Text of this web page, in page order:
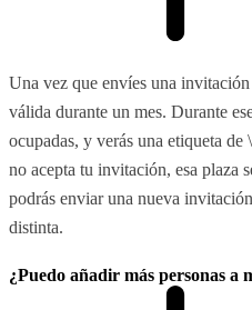
Una vez que envíes una
válida durante un mes. Durante
ocupadas, y verás una etiqueta
no acepta tu invitación, esa plaza
podrás enviar una nueva
distinta.
¿Puedo añadir más personas a